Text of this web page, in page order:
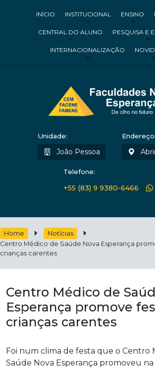
INÍCIO INSTITUCIONAL ENSINO
CENTRAL DO ALUNO PESQUISA E
INTERNACIONALIZAÇÃO
Unidade:
João Pessoa
Endereço:
Telefone:
+55 (83) 9 9380-6466
Home
Notícias
Centro Médico de Saúde Nova Esperança
crianças carentes
Centro Médico de
Esperança promove
crianças carentes
Foi num clima de festa que o Centro
Saúde Nova Esperança promoveu